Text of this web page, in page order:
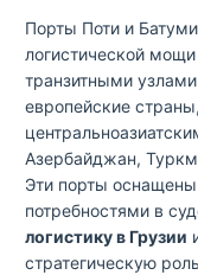
Порты Поти и
логистической
транзитными
европейские
Азербайджан,
Эти порты
потребностями в
логистику в Грузии
стратегическую